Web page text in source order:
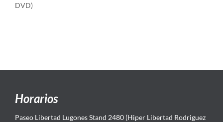
DVD)
Horarios
Paseo Libertad Lugones Stand 2480 (Hiper Libertad Rodriguez